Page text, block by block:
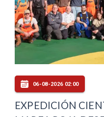
06-08-2026 02:00
EXPEDICIÓN